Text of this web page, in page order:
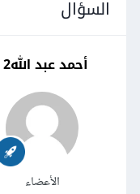
السؤال
أحمد عبد الله2
الأعضاء